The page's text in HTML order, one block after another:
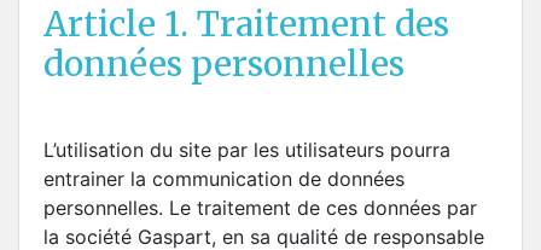
Article 1. Traitement des
données personnelles
L’utilisation du site par les utilisateurs pourra
entrainer la communication de données
personnelles. Le traitement de ces données par
la société Gaspart, en sa qualité de responsable